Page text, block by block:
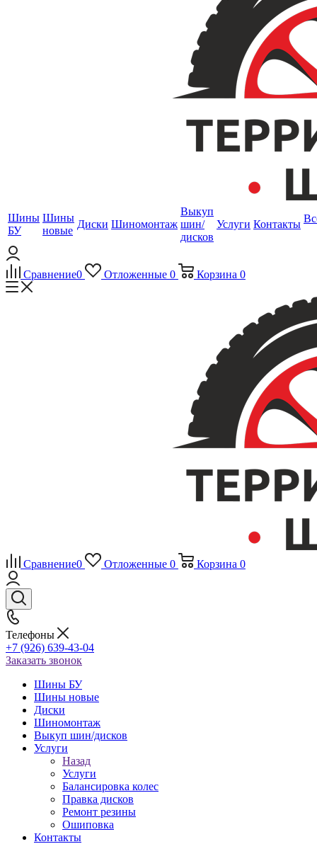
Шины
БУ
Шины
новые
Диски Шиномонтаж
Выкуп
шин/
дисков
Услуги Контакты
Сравнение0 Отложенные 0 Корзина 0
Сравнение0 Отложенные 0 Корзина 0
Телефоны
+7 (926) 639-43-04
Заказать звонок
Шины БУ
Шины новые
Диски
Шиномонтаж
Выкуп шин/дисков
Услуги
Назад
Услуги
Балансировка колес
Правка дисков
Ремонт резины
Ошиповка
Контакты